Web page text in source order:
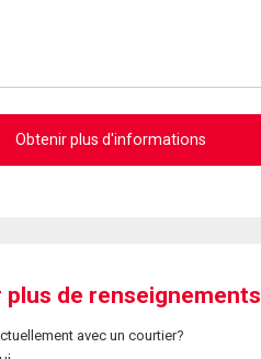
Obtenir plus d'informations
plus de renseignements
avec un courtier?